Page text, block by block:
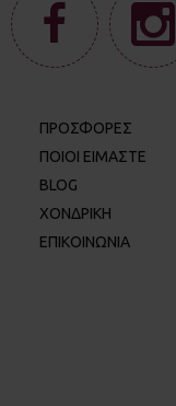
ΠΡΟΣΦΟΡΕΣ
ΠΟΙΟΙ ΕΊΜΑΣΤΕ
BLOG
ΧΟΝΔΡΙΚΉ
ΕΠΙΚΟΙΝΩΝΊΑ